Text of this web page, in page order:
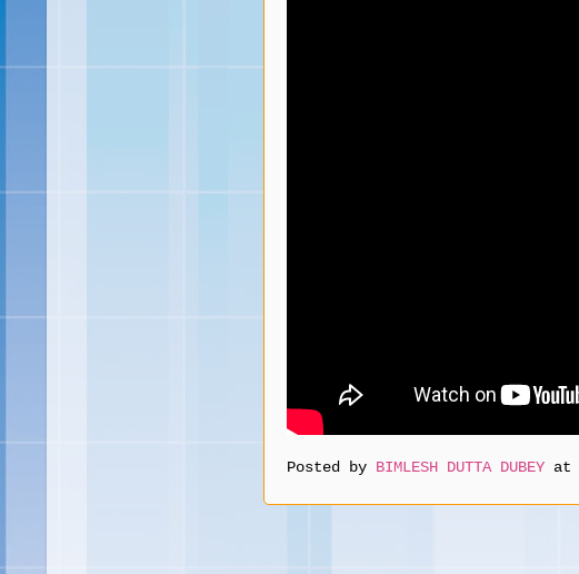
Posted by BIMLESH DUTTA DUBEY at